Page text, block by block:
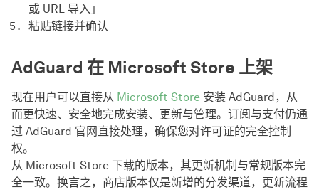
或 URL 导入」
粘贴链接并确认
AdGuard 在 Microsoft Store 上架
现在用户可以直接从 Microsoft Store 安装 AdGuard，从
而更快速、安全地完成安装、更新与管理。订阅与支付仍通
过 AdGuard 官网直接处理，确保您对许可证的完全控制
权。
从 Microsoft Store 下载的版本，其更新机制与常规版本完
全一致。换言之，商店版本仅是新增的分发渠道，更新流程